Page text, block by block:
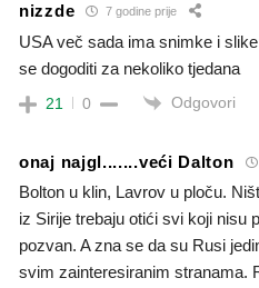
nizzde 7 godine prije
USA več sada ima snimke i
se dogoditi za nekoliko tjedana
21 0 Odgovori
onaj najgl.......veći Dalton
Bolton u klin, Lavrov u ploču.
iz Sirije trebaju otići svi koji nisu
pozvan. A zna se da su Rusi
svim zainteresiranim stranama.